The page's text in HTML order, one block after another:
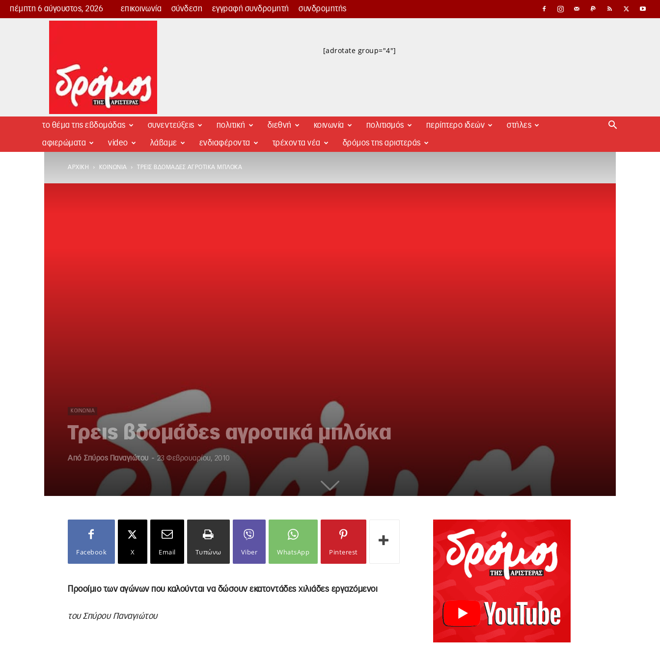
πέμπτη 6 αύγουστος, 2026 επικοινωνία σύνδεση εγγραφή συνδρομητή συνδρομητής
Δρόμος
[adrotate group="4"]
το θέμα της εβδομάδας συνεντεύξεις πολιτική διεθνή κοινωνία πολιτισμός περίπτερο ιδεών στήλες
αφιερώματα video λάβαμε ενδιαφέροντα τρέχοντα νέα δρόμος της αριστεράς
ΑΡΧΙΚΉ ΚΟΙΝΩΝΊΑ ΤΡΕΙΣ ΒΔΟΜΆΔΕΣ ΑΓΡΟΤΙΚΆ ΜΠΛΌΚΑ
ΚΟΙΝΩΝΊΑ
Τρεις βδομάδες αγροτικά μπλόκα
Από Σπύρος Παναγιώτου - 23 Φεβρουαρίου, 2010
Facebook X Email Τυπώνω Viber WhatsApp Pinterest
Προοίμιο των αγώνων που καλούνται να δώσουν εκατοντάδες χιλιάδες εργαζόμενοι
του Σπύρου Παναγιώτου